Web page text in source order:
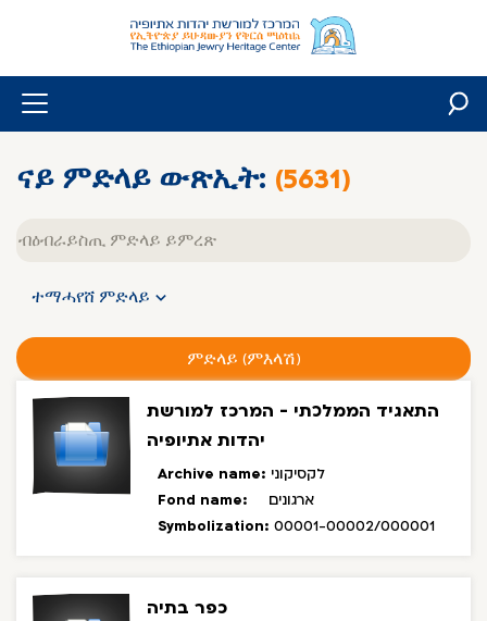
ናይ ምድላይ ውጽኢት: (5631)
ተማሓየሸ ምድላይ
ምድላይ (ምእላሽ)
התאגיד הממלכתי - המרכז למורשת
יהדות אתיופיה
Archive name: לקסיקוני
Fond name:
ארגונים
Symbolization: 00001-00002/000001
כפר בתיה